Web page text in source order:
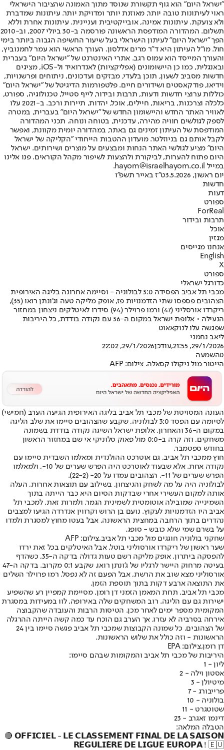
"ישראל היום" הוא גוף תקשורת שנוסד מתוך האמונה שהציבור הישראלי
ראוי לעיתונות טובה יותר, מאוזנת יותר ומדויקת יותר. עיתונות שמדברת
ולא צועקת. עיתונות אמינה, אובייקטיבית ועניינית. עיתונות אחרת וללא
תשלום. המהדורה המודפסת הראשונה פורסמה ב-30 ביולי 2007, וב-2010
הפך "ישראל היום" לעיתון הישראלי בעל שיעור החשיפה הגבוה ביותר בימי
חול. מו"ל העיתון היא ד"ר מרים אדלסון. העורך הראשי הוא עמר לחמנוביץ,
והעורך המייסד הוא עמוס רגב. אתרי האינטרנט של "ישראל היום" בעברית
ובאנגלית, כמו כן היישומונים (אפליקציות) לאנדרואיד ול-iOS, מציגים
חדשות מסביב לשעון, תוכן בלעדי, מבזקים ועדכונים, ניתוחים ופרשנויות,
וידיאו, פודקאסטים ושידורים חיים. פלטפורמות הדיגיטל של "ישראל היום"
כוללות ערוצי חדשות ודעות, תרבות ובידור, לייף סטייל, טכנולוגיה, ספורט,
כלכלה וצרכנות, בריאות, חיילים, אוכל, יהדות, תיירות ורכב. ב-2021 עלו
לאוויר האתר החדש והיישומון החדש של "ישראל היום" בעברית, במטרה
לספק לגולשים חוויה מהירה, עדכנית, בטוחה ונוחה. תכני המהדורה
המודפסת של העיתון זמינים גם באתר, במהדורה יומית מקוונת, ואפשר
לקבל אותם גם בניוזלטר. מועדון ההטבות הייחודי "הקליקה של ישראל
היום" מציע לגולשי האתר הנחות ומבצעים על מוצרים ושירותים. ישראל
היום פתוח להערות, לביקורת ולהצעות לשיפור מקהל הקוראים. פנו אלינו
במייל hayom@israelhayom.co.il.
יום ראשון, 3.5.2026
ט"ז באייר תשפ"ו
חדשות
דעות
ספורט
ForReal
תרבות ובידור
אוכל
מגזין
אנחנו מגייסים
English
X
ספורט
כדורגל ישראלי
מכבי תל אביב הפסידה 3:0 לבולוניה - וסיימה אחרונה בליגה האירופית
הצהובים פספסו שתי הזדמנויות פז, אופק מליקה טעה וג'ונתן רואו (35),
ריקרדו אורסליני (47) ורמו פרוילר (94) סידרו לאיטלקים ניצחון במחזור
הנעילה • אלופת ישראל במקום ה-36 עם נקודה בודדת, כל היריבות
שפגשה עלו לנוקאאוט
ליאב נחמני
29/1/2026, 21:55
,עודכן29/1/2026, 22:02
0השמעה
הייטור מול ניקולו קסאלה. צילום: AFP
העונה המסויטת של מכבי תל אביב בליגה האירופית הגיעה הערב (חמישי)
לסיומה עם הפסד 3:0 לבולוניה, שקבע שהצהובים סיימו את שלב הליגה
במקום ה-36 והאחרון. אלופת ישראל השיגה נקודה בודדת בשמונה
משחקים, וזה קרה ב-0:0 מול פאוק סלוניקי אי שם במחזור הראשון
בחודש ספטמבר.
חוץ ממכבי תל אביב, גם אוטרכט ההולנדית ומאלמו השבדית סיימו עם
נקודה אחת. אלא שבעוד לאוטרכט היה הפרש שערים של 10-, ולמאלמו
הפרש שערים של 11-, הצהובים עמדו על 20- (22-2).
לבולוניה היה על מה לשחק והניצחון, בשילוב עם תוצאות אחרות, העלה
אותה למקום העשירי אחרי שבדקות הסיום היא כבר הייתה בתוך
השמינייה שמובילה אוטומטית לשמינית הגמר. ולמרות זאת, למכבי תל
אביב היו הזדמנויות לעקוץ. נועם בן הרוש וקרווין אנדרדה הגיעו למצבים
נהדרים בתוך הרחבה במחצית הראשונה, אבל בעטו מחוץ למסגרת ולמדו
על בשרם שמי שלא כובש - סופג.
שחקני בולוניה חוגגים מול מכבי תל אביב,צילום: AFP
שער ראשון של ריקרדו אורסוליני בוטל, אבל האיטלקים בכל זאת ירדו
להפסקה ביתרון. אופק מליקה רשם טעות גדולה בדקה ה-35, כשהדף
בעיטה מרחוק היישר לרגליו של ג'ונתן רואו, שקבע 0:1 מקרוב. בדקה ה-47
אורסוליני מצא שוב את הרשת, אבל הפעם זה לא נפסל. רמו פרוילר השלים
את התוצאה ארבע דקות בתוך תוספת הזמן.
מכבי תל אביב, תחת המאמן הזמני דן רומן, מסיימת קמפיין רע שהשפיע
ישירות גם עם הליגה. רוב המשחקים שלה באירופה, לוו במעידות במסגרת
המקומית מספר ימים לאחר מכן. הטיסות הרבות והעובדה שהקבוצה
אירחה בסרביה לא עזרו, אך הערב גם הוכח עד כמה קשה הייתה ההרגלה
של הצהובים. כל שמונה הקבוצות שמכבי תל אביב פגשה סיימו בין 24
הראשונות - וזה כולל את שלוש הראשונות.
דן רומן,צילום: EPA
היריבות של מכבי תל אביב והמקומות שבהם סיימו:
ליון - 1
אסטון וילה - 2
מיטיולן - 3
פרייבורג - 7
בולוניה - 10
שטוטגרט - 11
דינמו זאגרב - 23
הטבלה המלאה:
🔴 𝗢𝗙𝗙𝗜𝗖𝗜𝗘𝗟 - 𝗟𝗘 𝗖𝗟𝗔𝗦𝗦𝗘𝗠𝗘𝗡𝗧 𝗙𝗜𝗡𝗔𝗟 𝗗𝗘 𝗟𝗔 𝗦𝗔𝗜𝗦𝗢𝗡
𝗥𝗘́𝗚𝗨𝗟𝗜𝗘̀𝗥𝗘 𝗗𝗘 𝗟𝗜𝗚𝗨𝗘 𝗘𝗨𝗥𝗢𝗣𝗔 ! 🇪🇺